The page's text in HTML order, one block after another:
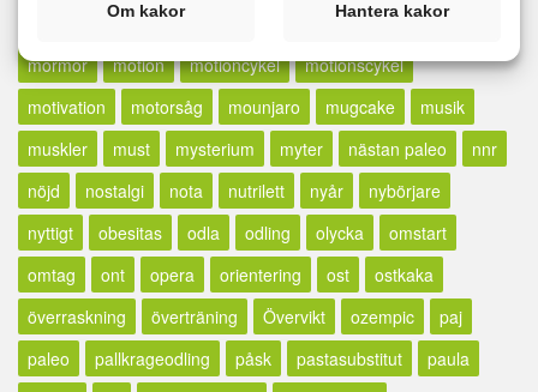
minne för livet
minutmaningen möblera
modifast
mormor
motion motioncykel
motionscykel
motivation
motorsåg mounjaro mugcake
musik
muskler
must mysterium myter nästan paleo
nnr
nöjd
nostalgi nota nutrilett nyår
nybörjare
nyttigt
obesitas odla odling olycka
omstart
omtag
ont opera orientering ost
ostkaka
överraskning
överträning Övervikt ozempic
paj
paleo
pallkrageodling påsk pastasubstitut
paula
Om kakor Hantera kakor